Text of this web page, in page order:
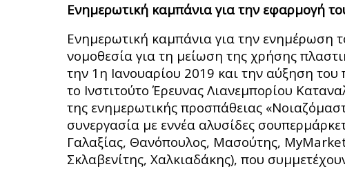
Ενημερωτική καμπάνια για την εφαρμογή
Ενημερωτική καμπάνια για την ενημέρωση
νομοθεσία για τη μείωση της χρήσης
την 1η Ιανουαρίου 2019 και την αύξηση του
το Ινστιτούτο Έρευνας Λιανεμπορίου
της ενημερωτικής προσπάθειας
συνεργασία με εννέα αλυσίδες
Γαλαξίας, Θανόπουλος, Μασούτης,
Σκλαβενίτης, Χαλκιαδάκης), που